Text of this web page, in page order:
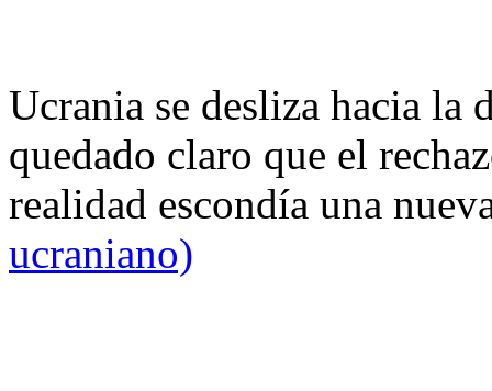
Ucrania se desliza hacia
quedado claro que el
realidad escondía una
ucraniano)